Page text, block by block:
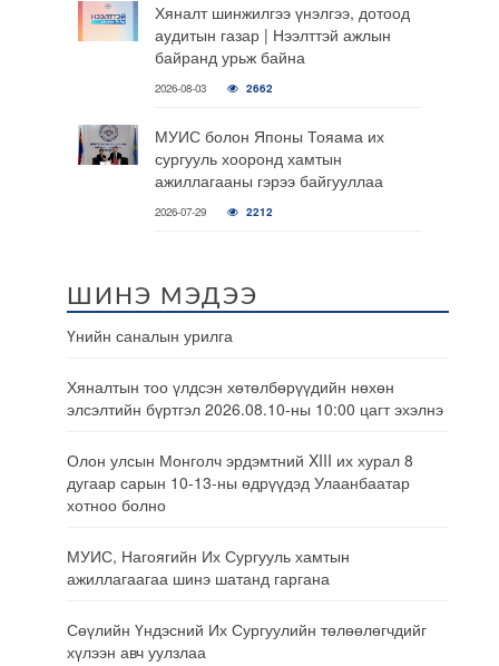
Хяналт шинжилгээ үнэлгээ, дотоод
аудитын газар | Нээлттэй ажлын
байранд урьж байна
2026-08-03 2662
МУИС болон Японы Тояама их
сургууль хооронд хамтын
ажиллагааны гэрээ байгууллаа
2026-07-29 2212
ШИНЭ МЭДЭЭ
Үнийн саналын урилга
Хяналтын тоо үлдсэн хөтөлбөрүүдийн нөхөн
элсэлтийн бүртгэл 2026.08.10-ны 10:00 цагт эхэлнэ
Олон улсын Монголч эрдэмтний XIII их хурал 8
дугаар сарын 10-13-ны өдрүүдэд Улаанбаатар
хотноо болно
МУИС, Нагоягийн Их Сургууль хамтын
ажиллагаагаа шинэ шатанд гаргана
Сөүлийн Үндэсний Их Сургуулийн төлөөлөгчдийг
хүлээн авч уулзлаа